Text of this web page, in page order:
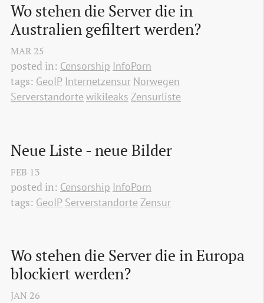
Wo stehen die Server die in
Australien gefiltert werden?
MAR 25
posted in: Censorship InfoPorn
tags: GeoIP Internetzensur Norwegen
Serverstandorte wikileaks Zensurliste
Neue Liste - neue Bilder
FEB 13
posted in: Censorship InfoPorn
tags: GeoIP Serverstandorte Zensur
Wo stehen die Server die in Europa
blockiert werden?
JAN 26